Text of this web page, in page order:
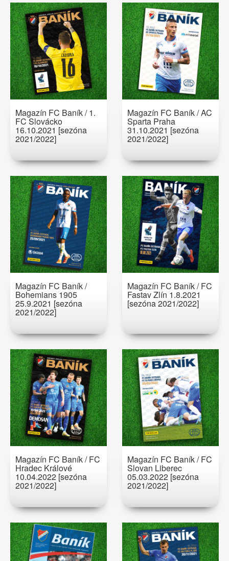
Magazín FC Baník / 1.
FC Slovácko
16.10.2021 [sezóna
2021/2022]
Magazín FC Baník / AC
Sparta Praha
31.10.2021 [sezóna
2021/2022]
Magazín FC Baník /
Bohemians 1905
25.9.2021 [sezóna
2021/2022]
Magazín FC Baník / FC
Fastav Zlín 1.8.2021
[sezóna 2021/2022]
Magazín FC Baník / FC
Hradec Králové
10.04.2022 [sezóna
2021/2022]
Magazín FC Baník / FC
Slovan Liberec
05.03.2022 [sezóna
2021/2022]